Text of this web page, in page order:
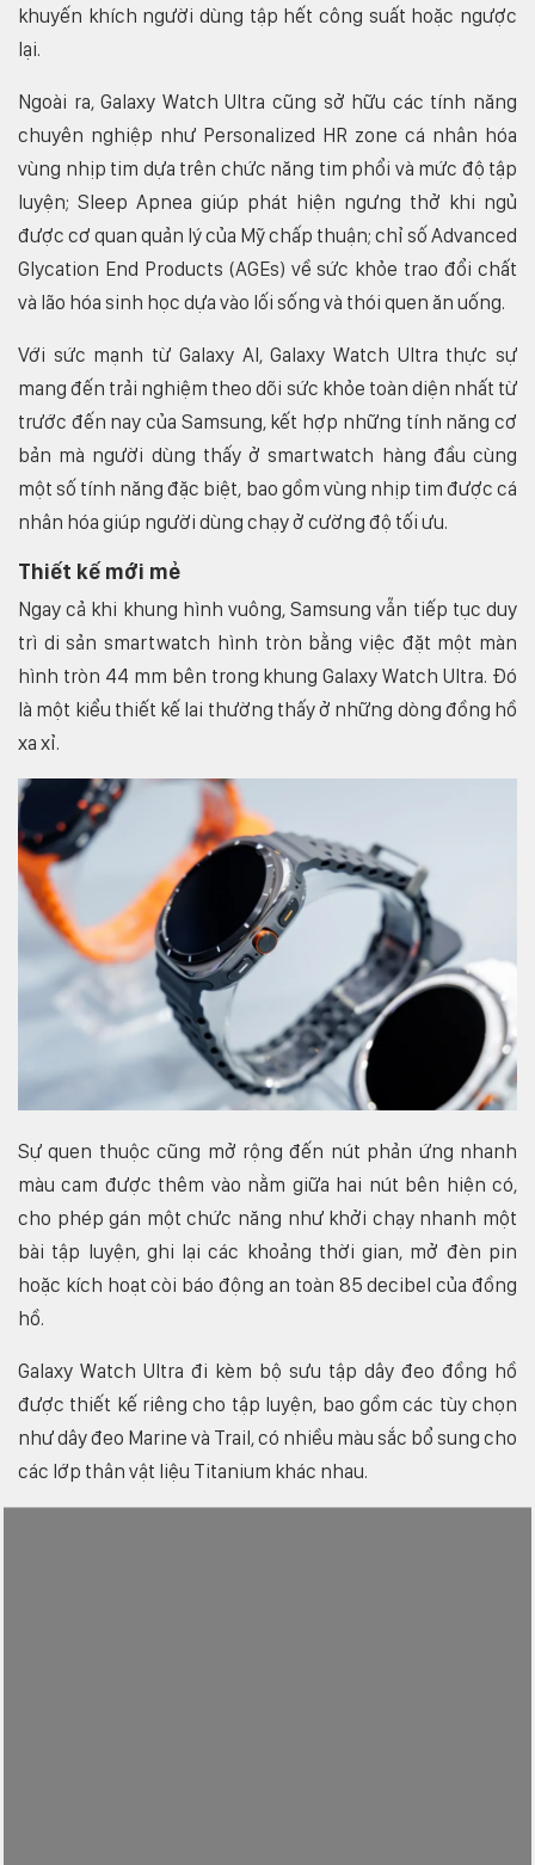
khuyến khích người dùng tập hết công suất hoặc ngược
lại.
Ngoài ra, Galaxy Watch Ultra cũng sở hữu các tính năng
chuyên nghiệp như Personalized HR zone cá nhân hóa
vùng nhịp tim dựa trên chức năng tim phổi và mức độ tập
luyện; Sleep Apnea giúp phát hiện ngưng thở khi ngủ
được cơ quan quản lý của Mỹ chấp thuận; chỉ số Advanced
Glycation End Products (AGEs) về sức khỏe trao đổi chất
và lão hóa sinh học dựa vào lối sống và thói quen ăn uống.
Với sức mạnh từ Galaxy AI, Galaxy Watch Ultra thực sự
mang đến trải nghiệm theo dõi sức khỏe toàn diện nhất từ
trước đến nay của Samsung, kết hợp những tính năng cơ
bản mà người dùng thấy ở smartwatch hàng đầu cùng
một số tính năng đặc biệt, bao gồm vùng nhịp tim được cá
nhân hóa giúp người dùng chạy ở cường độ tối ưu.
Thiết kế mới mẻ
Ngay cả khi khung hình vuông, Samsung vẫn tiếp tục duy
trì di sản smartwatch hình tròn bằng việc đặt một màn
hình tròn 44 mm bên trong khung Galaxy Watch Ultra. Đó
là một kiểu thiết kế lai thường thấy ở những dòng đồng hồ
xa xỉ.
Sự quen thuộc cũng mở rộng đến nút phản ứng nhanh
màu cam được thêm vào nằm giữa hai nút bên hiện có,
cho phép gán một chức năng như khởi chạy nhanh một
bài tập luyện, ghi lại các khoảng thời gian, mở đèn pin
hoặc kích hoạt còi báo động an toàn 85 decibel của đồng
hồ.
Galaxy Watch Ultra đi kèm bộ sưu tập dây đeo đồng hồ
được thiết kế riêng cho tập luyện, bao gồm các tùy chọn
như dây đeo Marine và Trail, có nhiều màu sắc bổ sung cho
các lớp thân vật liệu Titanium khác nhau.